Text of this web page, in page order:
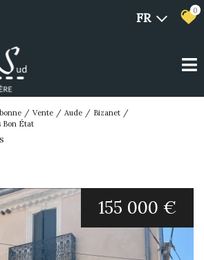
FR 0
Vente Aude
Bizanet
Bon État
155 000 €